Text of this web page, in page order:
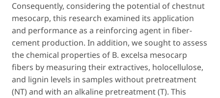
Consequently, considering the potential of chestnut
mesocarp, this research examined its application
and performance as a reinforcing agent in fiber-
cement production. In addition, we sought to assess
the chemical properties of B. excelsa mesocarp
fibers by measuring their extractives, holocellulose,
and lignin levels in samples without pretreatment
(NT) and with an alkaline pretreatment (T). This